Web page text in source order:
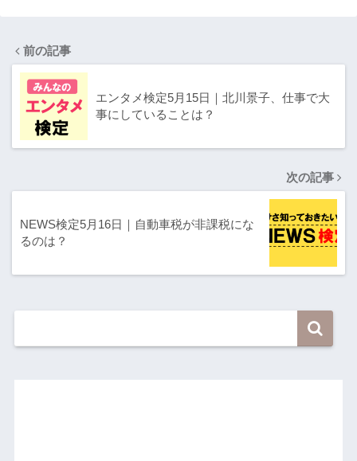
前の記事
エンタメ検定5月15日｜北川景子、仕事で大
事にしていることは？
次の記事
NEWS検定5月16日｜自動車税が非課税にな
るのは？